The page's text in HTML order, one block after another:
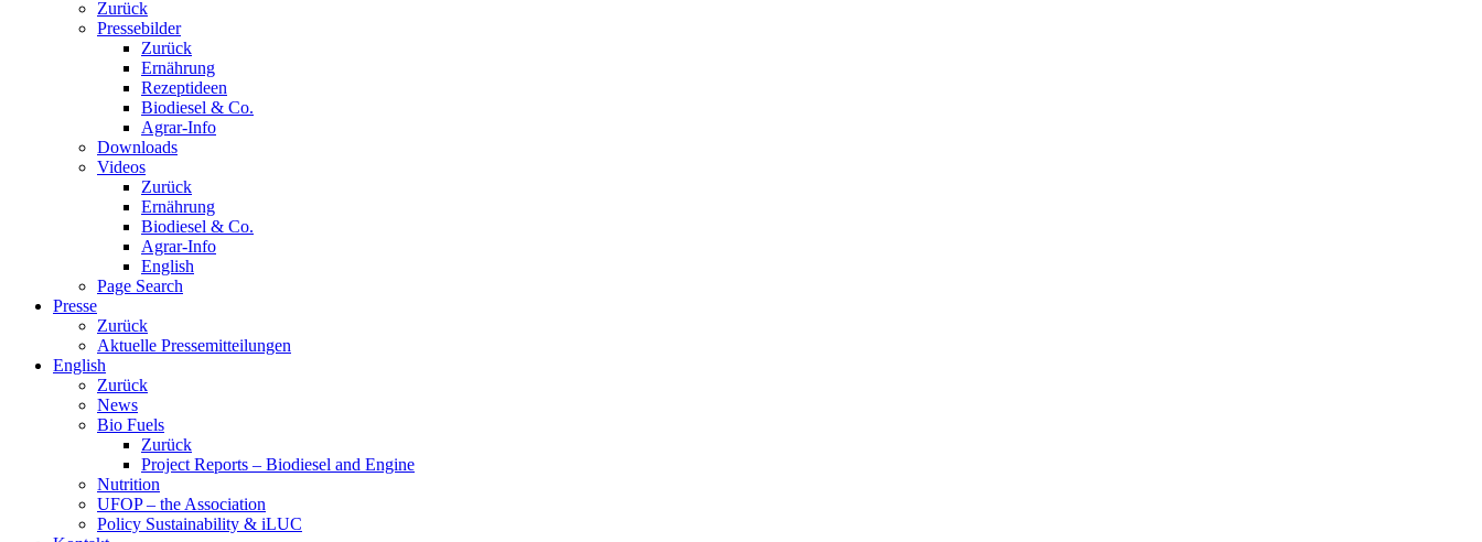
Zurück
Pressebilder
Zurück
Ernährung
Rezeptideen
Biodiesel & Co.
Agrar-Info
Downloads
Videos
Zurück
Ernährung
Biodiesel & Co.
Agrar-Info
English
Page Search
Presse
Zurück
Aktuelle Pressemitteilungen
English
Zurück
News
Bio Fuels
Zurück
Project Reports – Biodiesel and Engine
Nutrition
UFOP – the Association
Policy Sustainability & iLUC